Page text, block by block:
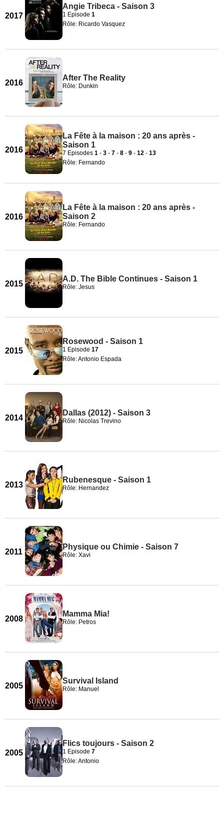
2017
Angie Tribeca - Saison 3
1 Episode 1
Rôle: Ricardo Vasquez
2016
After The Reality
Rôle: Dunkin
2016
La Fête à la maison : 20 ans après -
Saison 1
7 Episodes 1 - 3 - 7 - 8 - 9 - 12 - 13
Rôle: Fernando
2016
La Fête à la maison : 20 ans après -
Saison 2
Rôle: Fernando
2015
A.D. The Bible Continues - Saison 1
Rôle: Jesus
2015
Rosewood - Saison 1
1 Episode 17
Rôle: Antonio Espada
2014
Dallas (2012) - Saison 3
Rôle: Nicolas Trevino
2013
Rubenesque - Saison 1
Rôle: Hernandez
2011
Physique ou Chimie - Saison 7
Rôle: Xavi
2008
Mamma Mia!
Rôle: Petros
2005
Survival Island
Rôle: Manuel
2005
Flics toujours - Saison 2
1 Episode 7
Rôle: Antonio